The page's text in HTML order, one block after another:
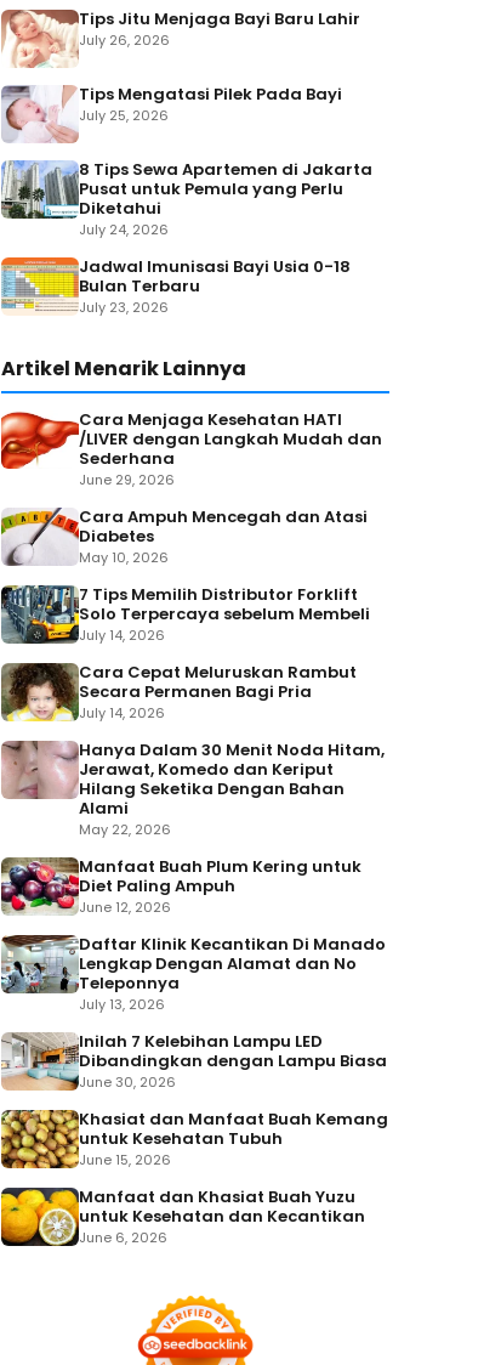
Tips Jitu Menjaga Bayi Baru Lahir
July 26, 2026
Tips Mengatasi Pilek Pada Bayi
July 25, 2026
8 Tips Sewa Apartemen di Jakarta
Pusat untuk Pemula yang Perlu
Diketahui
July 24, 2026
Jadwal Imunisasi Bayi Usia 0-18
Bulan Terbaru
July 23, 2026
Artikel Menarik Lainnya
Cara Menjaga Kesehatan HATI
/LIVER dengan Langkah Mudah dan
Sederhana
June 29, 2026
Cara Ampuh Mencegah dan Atasi
Diabetes
May 10, 2026
7 Tips Memilih Distributor Forklift
Solo Terpercaya sebelum Membeli
July 14, 2026
Cara Cepat Meluruskan Rambut
Secara Permanen Bagi Pria
July 14, 2026
Hanya Dalam 30 Menit Noda Hitam,
Jerawat, Komedo dan Keriput
Hilang Seketika Dengan Bahan
Alami
May 22, 2026
Manfaat Buah Plum Kering untuk
Diet Paling Ampuh
June 12, 2026
Daftar Klinik Kecantikan Di Manado
Lengkap Dengan Alamat dan No
Teleponnya
July 13, 2026
Inilah 7 Kelebihan Lampu LED
Dibandingkan dengan Lampu Biasa
June 30, 2026
Khasiat dan Manfaat Buah Kemang
untuk Kesehatan Tubuh
June 15, 2026
Manfaat dan Khasiat Buah Yuzu
untuk Kesehatan dan Kecantikan
June 6, 2026